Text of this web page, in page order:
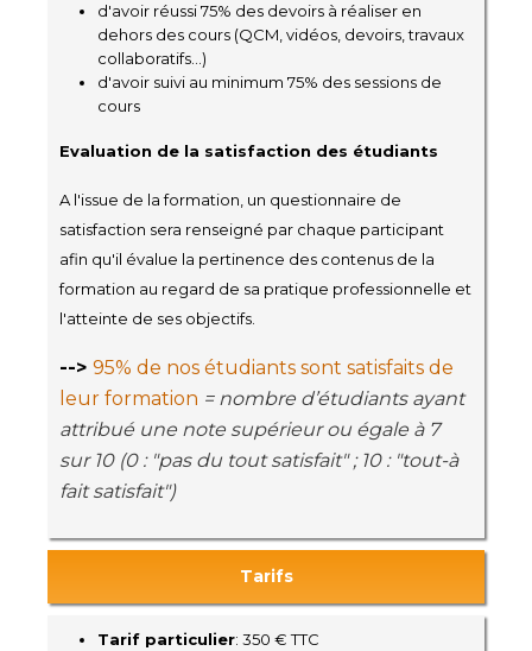
d'avoir réussi 75% des devoirs à réaliser en
dehors des cours (QCM, vidéos, devoirs, travaux
collaboratifs...)
d'avoir suivi au minimum 75% des sessions de
cours
Evaluation de la satisfaction des étudiants
A l'issue de la formation, un questionnaire de
satisfaction sera renseigné par chaque participant
afin qu'il évalue la pertinence des contenus de la
formation au regard de sa pratique professionnelle et
l'atteinte de ses objectifs.
--> 95% de nos étudiants sont satisfaits de
leur formation = nombre d’étudiants ayant
attribué une note supérieur ou égale à 7
sur 10 (0 : "pas du tout satisfait" ; 10 : "tout-à
fait satisfait")
Tarifs
Tarif particulier: 350 € TTC